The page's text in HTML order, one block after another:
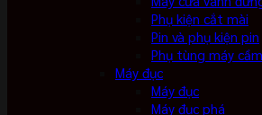
Phụ kiện cắt mài
Pin và phụ kiện pin
Phụ tùng máy
Máy đục
Máy đục
Máy đục phá